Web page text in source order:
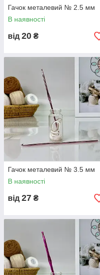
Гачок металевий № 2.5 мм
В наявності
від 20 ₴
Гачок металевий № 3.5 мм
В наявності
від 27 ₴